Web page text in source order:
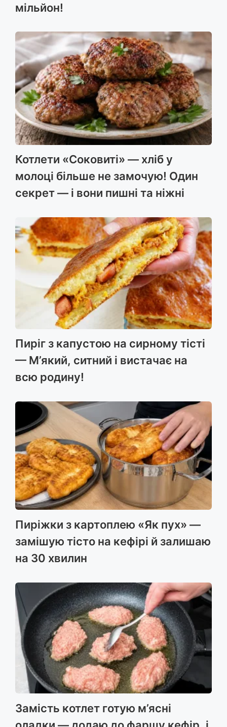
мільйон!
Котлети «Соковиті» — хліб у
молоці більше не замочую! Один
секрет — і вони пишні та ніжні
Пиріг з капустою на сирному тісті
— М’який, ситний і вистачає на
всю родину!
Пиріжки з картоплею «Як пух» —
замішую тісто на кефірі й залишаю
на 30 хвилин
Замість котлет готую м’ясні